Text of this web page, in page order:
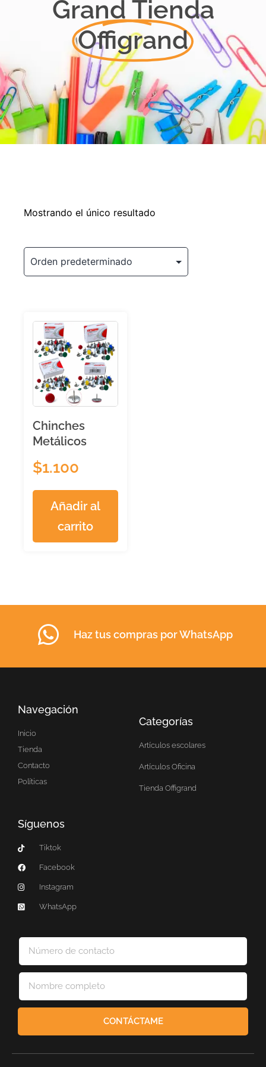
Grand Tienda
Offigrand
Mostrando el único resultado
Chinches
Metálicos
$1.100
Añadir al
carrito
Haz tus compras por WhatsApp
Navegación
Inicio
Tienda
Contacto
Políticas
Categorías
Artículos escolares
Artículos Oficina
Tienda Offigrand
Síguenos
Tiktok
Facebook
Instagram
WhatsApp
CONTÁCTAME